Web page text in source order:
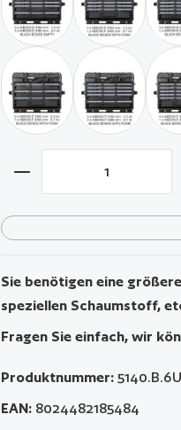
schwarz / mit 3 xschwarz /
schwarz / mit 2 xschwarz /
Produkt Anzahl:
Sie benötigen eine
speziellen Schaumstoff,
Fragen Sie einfach, wir
Produktnummer: 5140.B.6U
EAN: 8024482185484